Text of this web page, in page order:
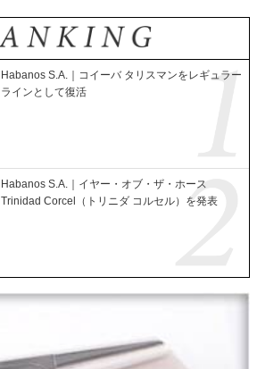
Habanos S.A.｜コイーバ タリスマンをレギュラー
ラインとして復活
Habanos S.A.｜イヤー・オブ・ザ・ホース
Trinidad Corcel（トリニダ コルセル）を発表